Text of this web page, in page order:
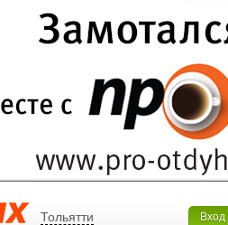
Тольятти Вход